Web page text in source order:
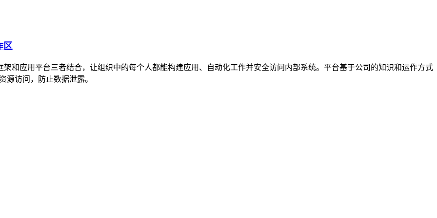
区
架和应用平台三者结合，让组织中的每个人都能构建应用、自动化工作并安全访问内部系统。平台基于公司的知识和运作方式
源访问，防止数据泄露。